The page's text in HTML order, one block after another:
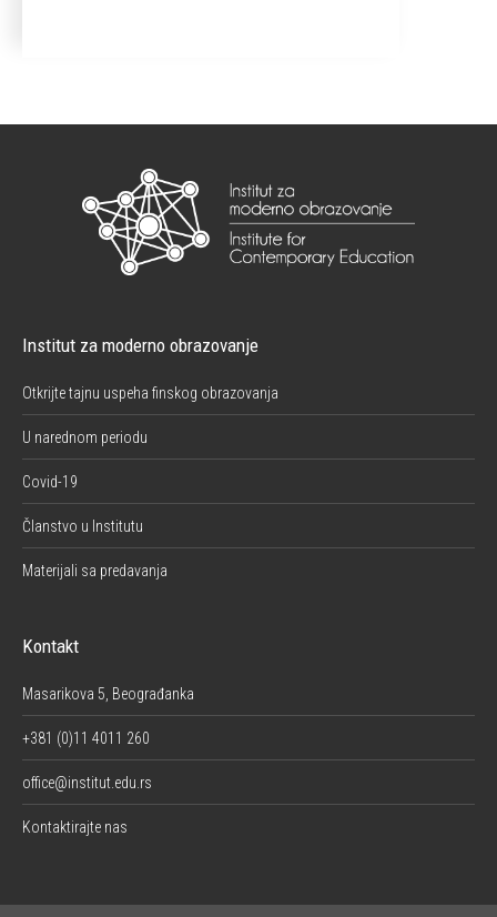
Institut za moderno obrazovanje
Otkrijte tajnu uspeha finskog obrazovanja
U narednom periodu
Covid-19
Članstvo u Institutu
Materijali sa predavanja
Kontakt
Masarikova 5, Beograđanka
+381 (0)11 4011 260
office@institut.edu.rs
Kontaktirajte nas